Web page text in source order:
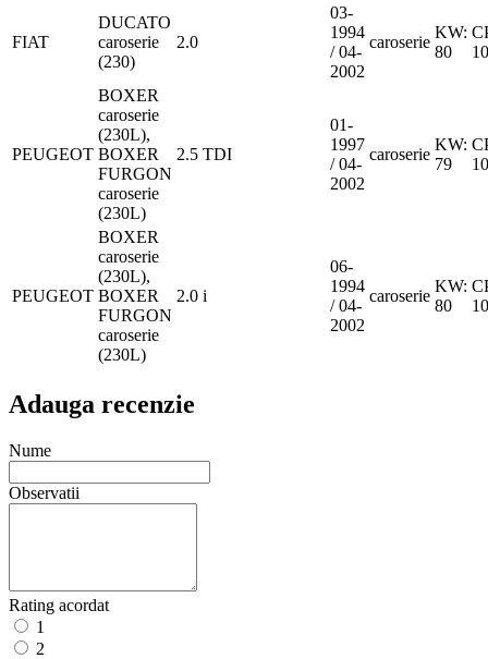
FIAT
DUCATO
caroserie
(230)
2.0
03-
1994
/ 04-
2002
caroserie
KW:
80
PEUGEOT
BOXER
caroserie
(230L),
BOXER
FURGON
caroserie
(230L)
2.5 TDI
01-
1997
/ 04-
2002
caroserie
KW:
79
PEUGEOT
BOXER
caroserie
(230L),
BOXER
FURGON
caroserie
(230L)
2.0 i
06-
1994
/ 04-
2002
caroserie
KW:
80
Adauga recenzie
Nume
Observatii
Rating acordat
1
2